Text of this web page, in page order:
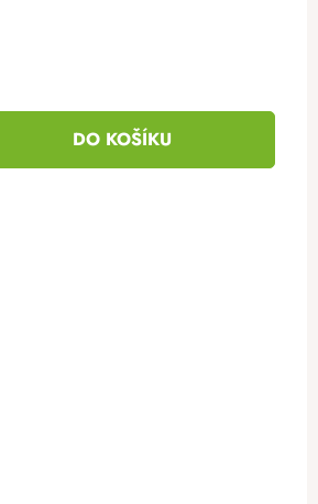
DO KOŠÍKU